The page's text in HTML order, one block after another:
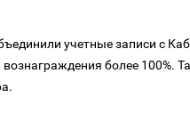
учетные записи с
более 100%.